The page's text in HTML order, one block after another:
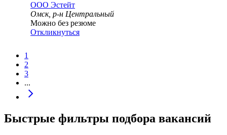
ООО Эстейт
Омск, р-н Центральный
Можно без резюме
Откликнуться
1
2
3
...
Быстрые фильтры подбора вакансий